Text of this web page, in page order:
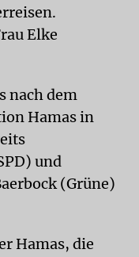
Elke
nach dem
Hamas in
und
(Grüne)
Hamas, die